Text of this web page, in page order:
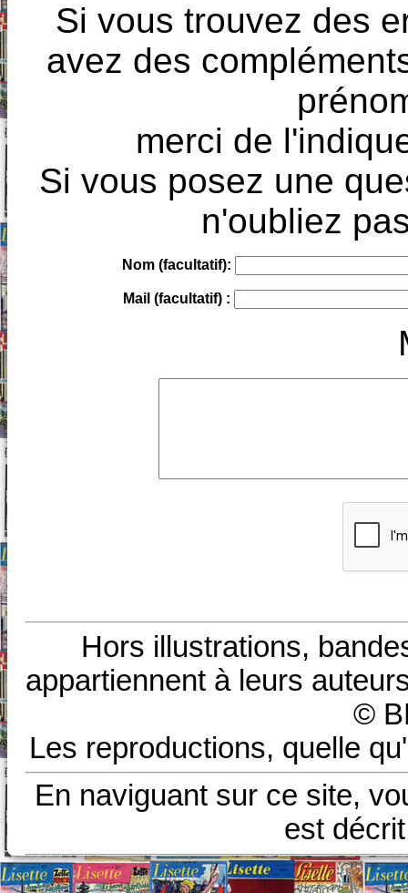
Si vous trouvez des
avez des
merci de
Si vous posez une
n'oubliez
Nom (facultatif):
Mail (facultatif) :
Hors illustrations,
appartiennent à leurs
©
Les reproductions, quelle
En naviguant sur ce site,
est